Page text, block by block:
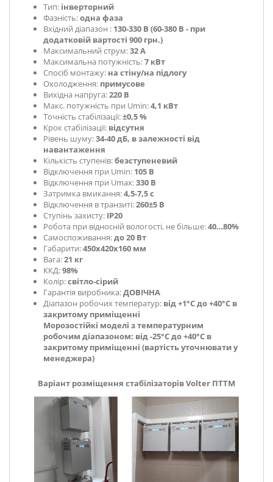
Тип: інверторний
Фазність:одна фаза
Вхідний діапазон : 130-330 В (60-380 В - при
додатковій вартості 900 грн.)
Максимальний струм:32 А
Максимальна потужність:7 кВт
Спосіб монтажу: на стіну/на підлогу
Охолодження: примусове
Вихідна напруга:220 В
Макс. потужність при Umin:4,1 кВт
Точність стабілізації:±0,5 %
Крок стабілізації: відсутня
Рівень шуму:34-40 дБ, в залежності від
навантаження
Кількість ступенів:безступеневий
Відключення при Umin: 105 В
Відключення при Umax:330 В
Затримка вмикання:4,5-7,5 с
Відключення в транзиті:260±5 В
Ступінь захисту: IP20
Робота при відносній вологості, не більше:40…80%
Самоспоживання:до 20 Вт
Габарити:450х420х160 мм
Вага:21 кг
ККД:98%
Колір:світло-сірий
Гарантія виробника:ДОВІЧНА
Діапазон робочих температур: від +1°С до +40°С в
закритому приміщенні
Морозостійкі моделі з температурним
робочим діапазоном: від -25°С до +40°С в
закритому приміщенні (вартість уточнювати у
менеджера)
Варіант розміщення стабілізаторів Volter ПТТМ